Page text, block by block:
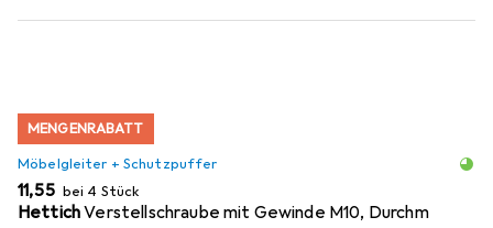
MENGENRABATT
Möbelgleiter + Schutzpuffer
EUR
11,55 bei 4 Stück
HettichVerstellschraube mit Gewinde M10, Durchm